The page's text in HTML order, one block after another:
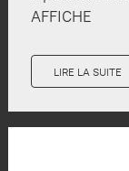
AFFICHE
LIRE LA SUITE